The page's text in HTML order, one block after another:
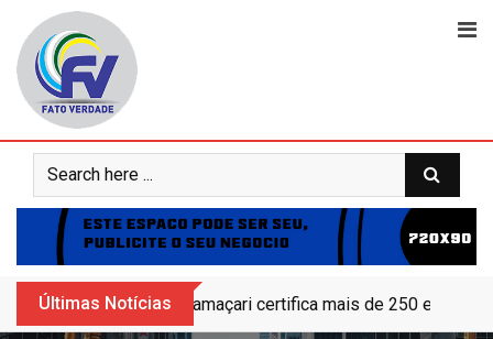
content
Últimas Notícias Camaçari certifica mais de 250